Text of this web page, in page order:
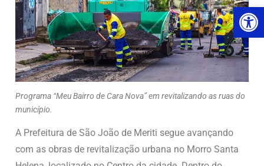
Programa “Meu Bairro de Cara Nova” em revitalizando as ruas do
município.
A Prefeitura de São João de Meriti segue avançando
com as obras de revitalização urbana no Morro Santa